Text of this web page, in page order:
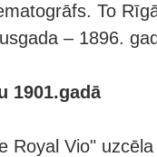
To
– 1896.
1901.gadā
Royal Vio"